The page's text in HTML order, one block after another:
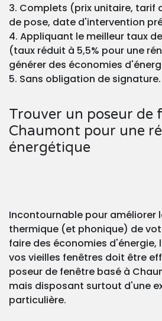
3. Complets (prix unitaire, tarif
de pose, date d'intervention
4. Appliquant le meilleur taux
(taux réduit à 5,5% pour une
générer des économies
5. Sans obligation de signature.
Trouver un poseur de
Chaumont pour une
énergétique
Incontournable pour améliorer
thermique (et phonique) de
faire des économies d'énergie,
vos vieilles fenêtres doit être
poseur de fenêtre basé à
mais disposant surtout d'une
particulière.